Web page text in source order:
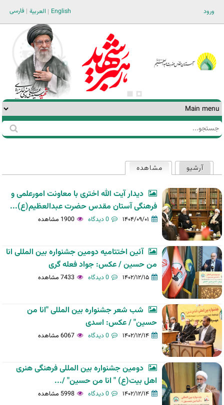
ورود فارسی العربية English
فرم
جستجو
اولیه
آرشیو مشاهده
دیدار آیت الله اختری با معاونت امورعلمی و
فرهنگی آستان مقدس حضرت عبدالعظیم(ع)...
۱۴۰۴/۰۹/۰۱ 0 دیدگاه 1900 مشاهده
آئین اختتامیه دومین جشنواره بین المللی انا
من حسین / عکس: جواد فعله گری
۱۴۰۲/۱۲/۱۵ 0 دیدگاه 7433 مشاهده
شب شعر جشنواره بین المللی "انا من
حسین" / عکس: اسدی
۱۴۰۲/۱۲/۱۴ 0 دیدگاه 6067 مشاهده
دومین جشنواره بین المللی فرهنگی هنری
اهل بیت(ع) " انا من حسین" /...
۱۴۰۲/۱۲/۱۴ 0 دیدگاه 5998 مشاهده